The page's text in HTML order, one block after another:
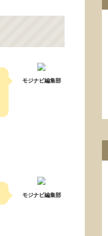
モジナビ編集部
モジナビ編集部